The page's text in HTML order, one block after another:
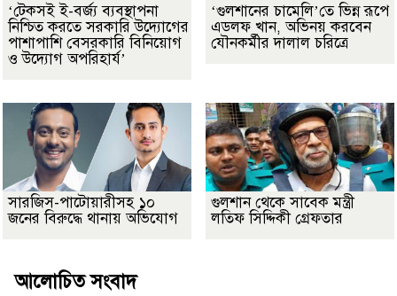
‘টেকসই ই-বর্জ্য ব্যবস্থাপনা
নিশ্চিত করতে সরকারি উদ্যোগের
পাশাপাশি বেসরকারি বিনিয়োগ
ও উদ্যোগ অপরিহার্য’
‘গুলশানের চামেলি’তে ভিন্ন রূপে
এডলফ খান, অভিনয় করবেন
যৌনকর্মীর দালাল চরিত্রে
সারজিস-পাটোয়ারীসহ ১০
জনের বিরুদ্ধে থানায় অভিযোগ
গুলশান থেকে সাবেক মন্ত্রী
লতিফ সিদ্দিকী গ্রেফতার
আলোচিত সংবাদ